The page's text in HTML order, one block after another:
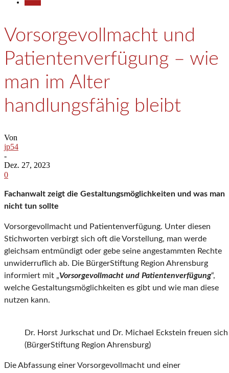
Vorsorgevollmacht und
Patientenverfügung – wie
man im Alter
handlungsfähig bleibt
Von
jp54
-
Dez. 27, 2023
0
Fachanwalt zeigt die Gestaltungsmöglichkeiten und was man
nicht tun sollte
Vorsorgevollmacht und Patientenverfügung. Unter diesen
Stichworten verbirgt sich oft die Vorstellung, man werde
gleichsam entmündigt oder gebe seine angestammten Rechte
unwiderruflich ab. Die BürgerStiftung Region Ahrensburg
informiert mit „Vorsorgevollmacht und Patientenverfügung“,
welche Gestaltungsmöglichkeiten es gibt und wie man diese
nutzen kann.
Dr. Horst Jurkschat und Dr. Michael Eckstein freuen
(BürgerStiftung Region Ahrensburg)
Die Abfassung einer Vorsorgevollmacht und einer